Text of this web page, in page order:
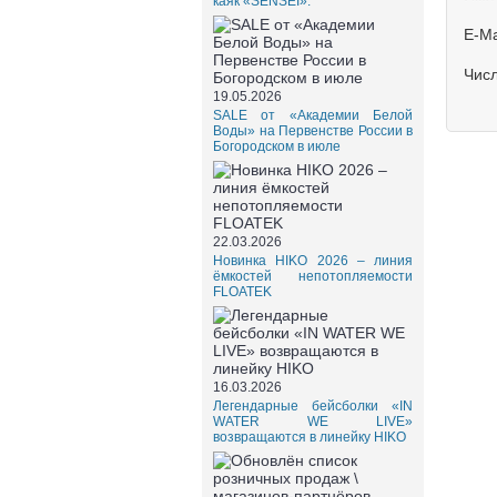
19.05.2026
SALE от «Академии Белой
Воды» на Первенстве России в
Богородском в июле
22.03.2026
Новинка HIKO 2026 – линия
ёмкостей непотопляемости
FLOATEK
16.03.2026
Легендарные бейсболки «IN
WATER WE LIVE»
возвращаются в линейку HIKO
E-